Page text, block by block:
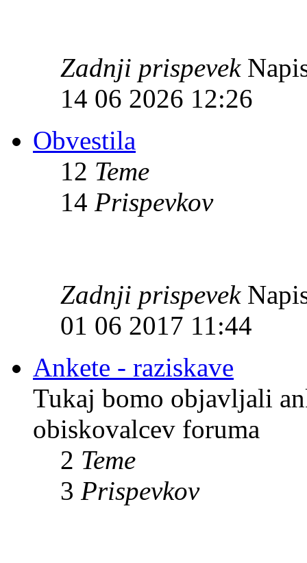
Zadnji prispevek
14 06 2026 12:26
Obvestila
12 Teme
14 Prispevkov
Zadnji prispevek
01 06 2017 11:44
Ankete - raziskave
Tukaj bomo objavljali
obiskovalcev foruma
2 Teme
3 Prispevkov